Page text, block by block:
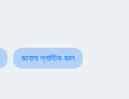
জানালা প্লাস্টিক জাল